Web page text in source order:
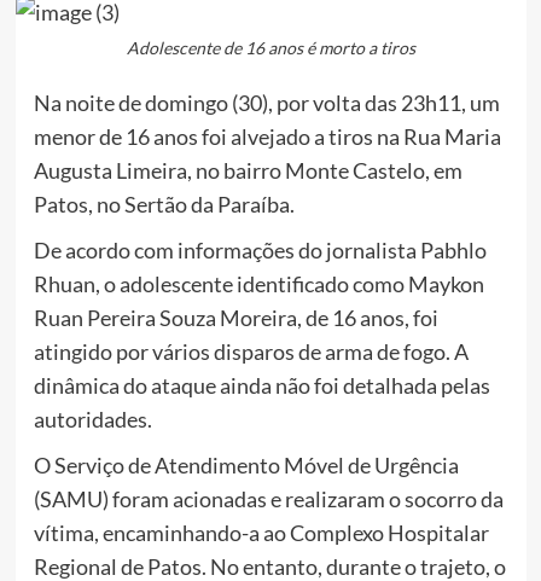
Adolescente de 16 anos é morto a tiros
Na noite de domingo (30), por volta das 23h11, um
menor de 16 anos foi alvejado a tiros na Rua Maria
Augusta Limeira, no bairro Monte Castelo, em
Patos, no Sertão da Paraíba.
De acordo com informações do jornalista Pabhlo
Rhuan, o adolescente identificado como Maykon
Ruan Pereira Souza Moreira, de 16 anos, foi
atingido por vários disparos de arma de fogo. A
dinâmica do ataque ainda não foi detalhada pelas
autoridades.
O Serviço de Atendimento Móvel de Urgência
(SAMU) foram acionadas e realizaram o socorro da
vítima, encaminhando-a ao Complexo Hospitalar
Regional de Patos. No entanto, durante o trajeto, o